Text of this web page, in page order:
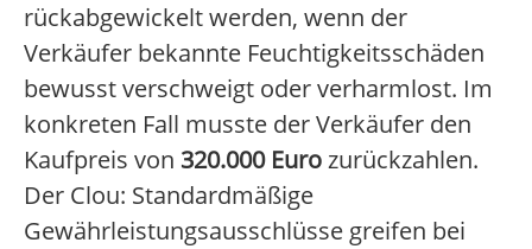
rückabgewickelt werden, wenn der
Verkäufer bekannte Feuchtigkeitsschäden
bewusst verschweigt oder verharmlost. Im
konkreten Fall musste der Verkäufer den
Kaufpreis von 320.000 Eurozurückzahlen.
Der Clou: Standardmäßige
Gewährleistungsausschlüsse greifen bei